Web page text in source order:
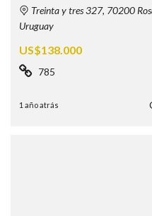
Treinta y tres 327, 70200
Uruguay
US$138.000
785
1 año atrás